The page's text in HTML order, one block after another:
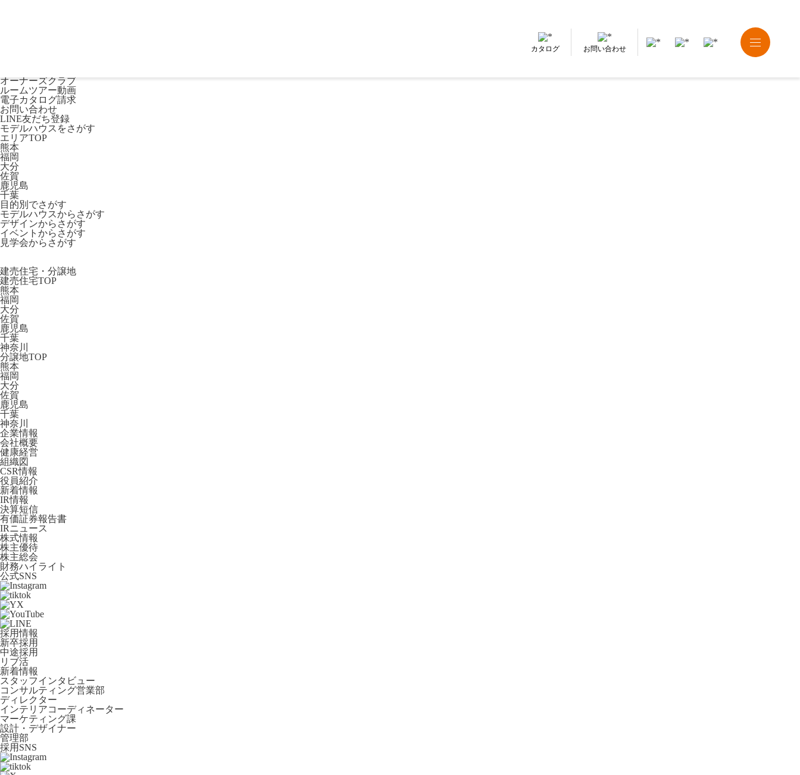
カタログ お問い合わせ
オーナーズクラブ
ルームツアー動画
電子カタログ請求
お問い合わせ
LINE友だち登録
モデルハウスをさがす
エリアTOP
熊本
福岡
大分
佐賀
鹿児島
千葉
目的別でさがす
モデルハウスからさがす
デザインからさがす
イベントからさがす
見学会からさがす
建売住宅・分譲地
建売住宅TOP
熊本
福岡
大分
佐賀
鹿児島
千葉
神奈川
分譲地TOP
熊本
福岡
大分
佐賀
鹿児島
千葉
神奈川
企業情報
会社概要
健康経営
組織図
CSR情報
役員紹介
新着情報
IR情報
決算短信
有価証券報告書
IRニュース
株式情報
株主優待
株主総会
財務ハイライト
公式SNS
採用情報
新卒採用
中途採用
リブ活
新着情報
スタッフインタビュー
コンサルティング営業部
ディレクター
インテリアコーディネーター
マーケティング課
設計・デザイナー
管理部
採用SNS